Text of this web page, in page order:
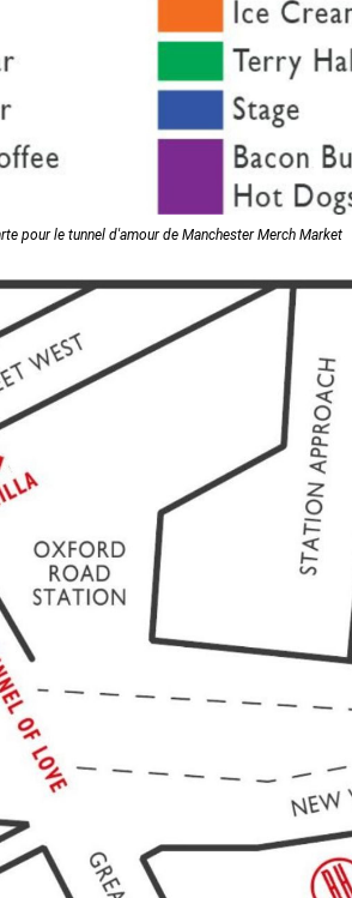
pour le tunnel d'amour de Manchester Merch Market